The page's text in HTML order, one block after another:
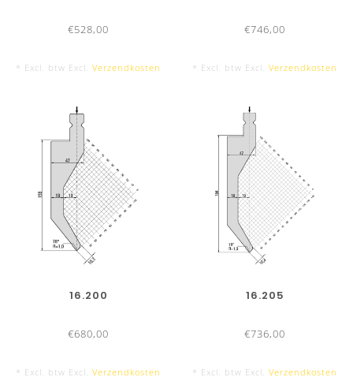
€528,00
* Excl. btw Excl. Verzendkosten
€746,00
* Excl. btw Excl. Verzendkosten
16.200
€680,00
* Excl. btw Excl. Verzendkosten
16.205
€736,00
* Excl. btw Excl. Verzendkosten